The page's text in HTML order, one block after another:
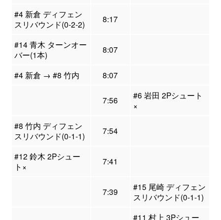
#4 新倉 ディフェン
スリバウンド(0-2-2)
8:17
#14 青木 ターンオー
バー(1本)
8:07
#4 新倉 → #8 竹内 8:07
7:56
#6 岩田 2Pシュート
×
#8 竹内 ディフェン
スリバウンド(0-1-1)
7:54
#12 鈴木 2Pシュー
ト×
7:41
7:39
#15 尾崎 ディフェン
スリバウンド(0-1-1)
#11 村上 3Pシュー